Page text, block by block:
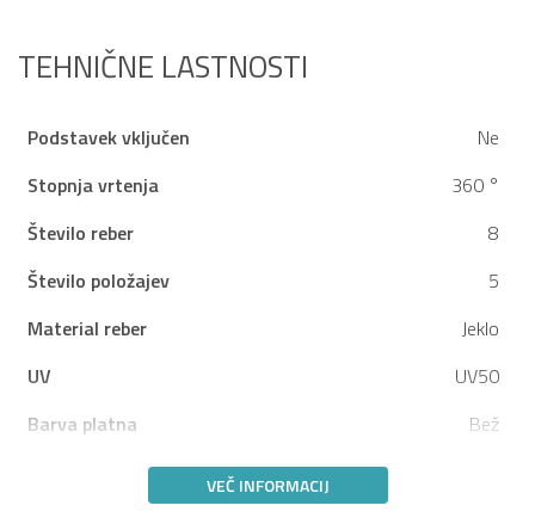
TEHNIČNE LASTNOSTI
Podstavek vključen
Ne
Stopnja vrtenja
360 °
Število reber
8
Število položajev
5
Material reber
Jeklo
UV
UV50
Barva platna
Bež
VEČ INFORMACIJ